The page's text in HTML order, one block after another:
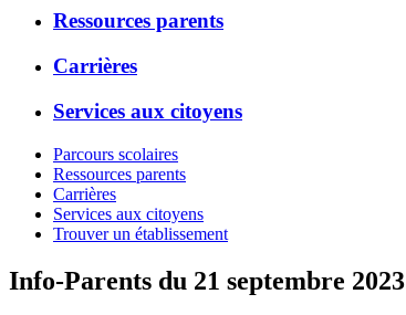
Ressources parents
Carrières
Services aux citoyens
Parcours scolaires
Ressources parents
Carrières
Services aux citoyens
Trouver un établissement
Info-Parents du 21 septembre 2023